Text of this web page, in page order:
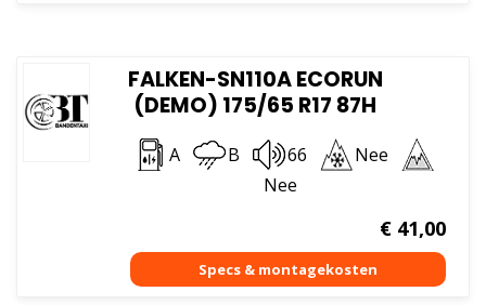
FALKEN-SN110A ECORUN
(DEMO) 175/65 R17 87H
A B 66
Nee
Nee
€41,00